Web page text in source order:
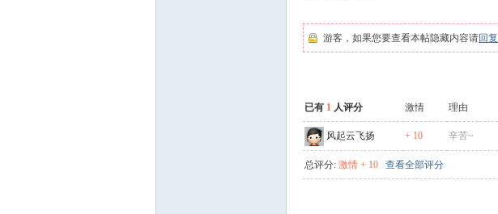
游客，如果您要查看本帖隐藏内容请回复
已有 1 人评分 激情 理由
风起云飞扬 + 10 辛苦~
总评分: 激情 + 10 查看全部评分